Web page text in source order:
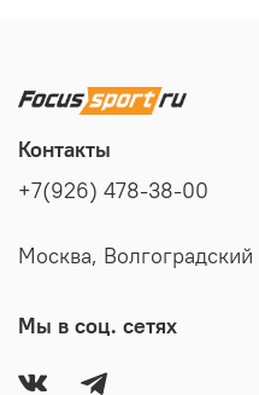
Контакты
+7(926) 478-38-00
Москва, Волгоградский
Мы в соц. сетях